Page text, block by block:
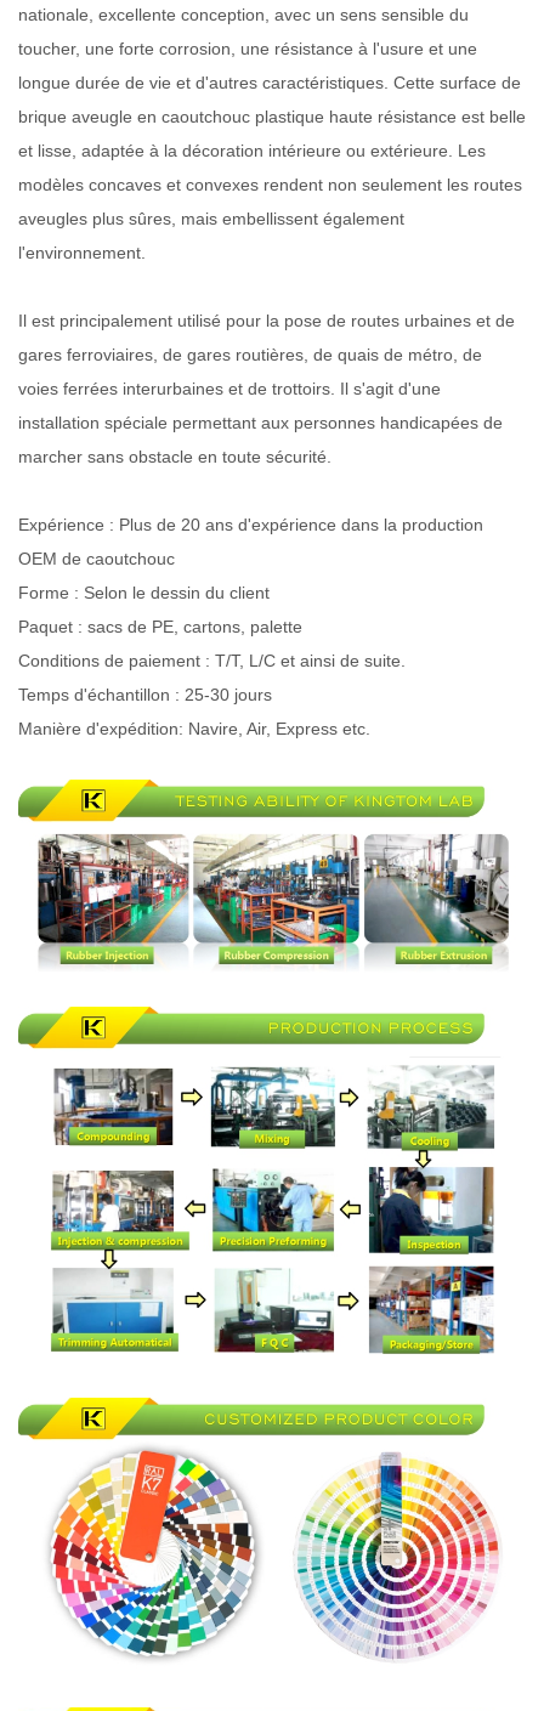
nationale, excellente conception, avec un sens sensible du
toucher, une forte corrosion, une résistance à l'usure et une
longue durée de vie et d'autres caractéristiques. Cette surface de
brique aveugle en caoutchouc plastique haute résistance est belle
et lisse, adaptée à la décoration intérieure ou extérieure. Les
modèles concaves et convexes rendent non seulement les routes
aveugles plus sûres, mais embellissent également
l'environnement.
Il est principalement utilisé pour la pose de routes urbaines et de
gares ferroviaires, de gares routières, de quais de métro, de
voies ferrées interurbaines et de trottoirs. Il s'agit d'une
installation spéciale permettant aux personnes handicapées de
marcher sans obstacle en toute sécurité.
Expérience : Plus de 20 ans d'expérience dans la production
OEM de caoutchouc
Forme : Selon le dessin du client
Paquet : sacs de PE, cartons, palette
Conditions de paiement : T/T, L/C et ainsi de suite.
Temps d'échantillon : 25-30 jours
Manière d'expédition: Navire, Air, Express etc.